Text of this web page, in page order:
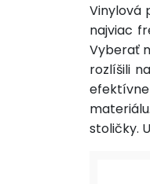
Vinylová
najviac
Vyberať
rozlíšili
stoličky.